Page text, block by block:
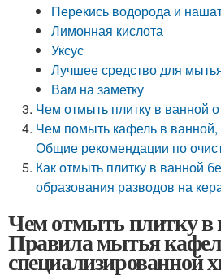
Перекись водорода и
Лимонная кислота
Уксус
Лучшее средство для
Вам на заметку
Чем отмыть плитку в ванной
Чем помыть кафель в ванной,
Общие рекомендации по
Как отмыть плитку в ванной
образования разводов на
Чем отмыть плитку в
Правила мытья
специализированной